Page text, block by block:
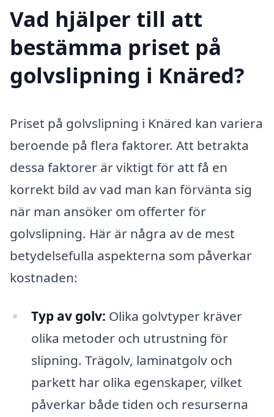
Vad hjälper till att
bestämma priset på
golvslipning i Knäred?
Priset på golvslipning i Knäred kan variera
beroende på flera faktorer. Att betrakta
dessa faktorer är viktigt för att få en
korrekt bild av vad man kan förvänta sig
när man ansöker om offerter för
golvslipning. Här är några av de mest
betydelsefulla aspekterna som påverkar
kostnaden:
Typ av golv: Olika golvtyper kräver
olika metoder och utrustning för
slipning. Trägolv, laminatgolv och
parkett har olika egenskaper, vilket
påverkar både tiden och resurserna